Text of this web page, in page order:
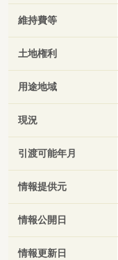
維持費等
土地権利
用途地域
現況
引渡可能年月
情報提供元
情報公開日
情報更新日